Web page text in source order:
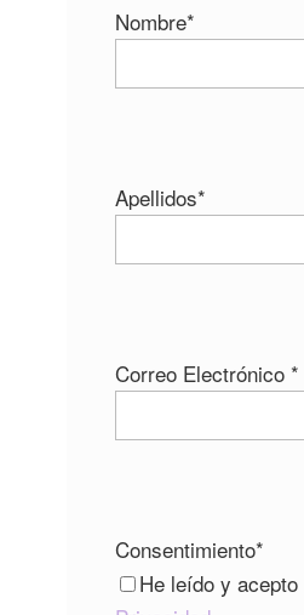
Nombre*
Apellidos*
Correo Electrónico *
Consentimiento*
He leído y acepto